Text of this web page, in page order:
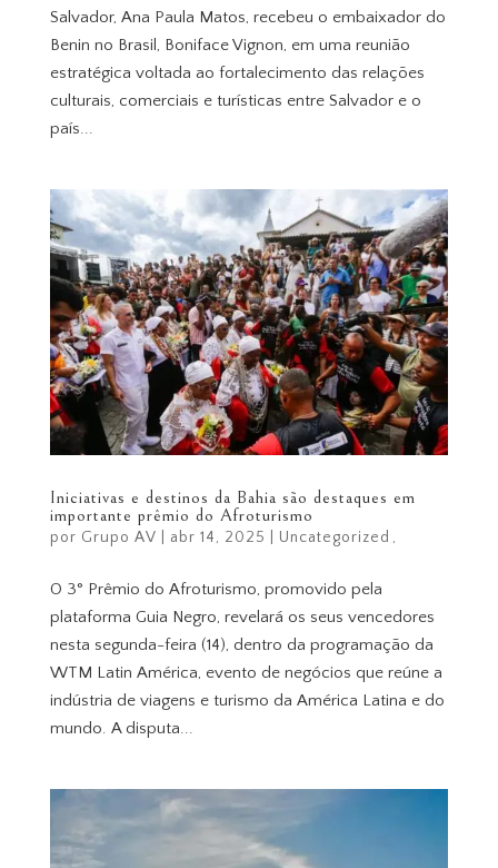
Salvador, Ana Paula Matos, recebeu o embaixador do
Benin no Brasil, Boniface Vignon, em uma reunião
estratégica voltada ao fortalecimento das relações
culturais, comerciais e turísticas entre Salvador e o
país...
Iniciativas e destinos da Bahia são destaques em
importante prêmio do Afroturismo
por Grupo AV abr 14, 2025 Uncategorized
O 3° Prêmio do Afroturismo, promovido pela
plataforma Guia Negro, revelará os seus vencedores
nesta segunda-feira (14), dentro da programação da
WTM Latin América, evento de negócios que reúne a
indústria de viagens e turismo da América Latina e do
mundo. A disputa...